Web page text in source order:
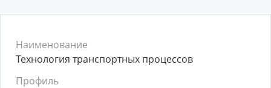
Наименование
Технология транспортных процессов
Профиль